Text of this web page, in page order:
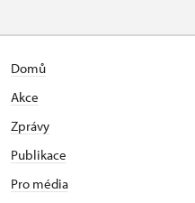
Domů
Akce
Zprávy
Publikace
Pro média